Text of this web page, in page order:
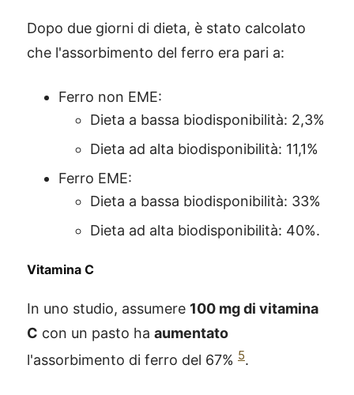
Dopo due giorni di dieta, è stato calcolato
che l'assorbimento del ferro era pari a:
Ferro non EME:
Dieta a bassa biodisponibilità: 2,3%
Dieta ad alta biodisponibilità: 11,1%
Ferro EME:
Dieta a bassa biodisponibilità: 33%
Dieta ad alta biodisponibilità: 40%.
Vitamina C
In uno studio, assumere 100 mg di vitamina
C con un pasto ha aumentato
l'assorbimento di ferro del 67% 5.